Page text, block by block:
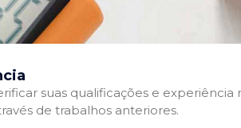
suas qualificações e
de trabalhos anteriores.